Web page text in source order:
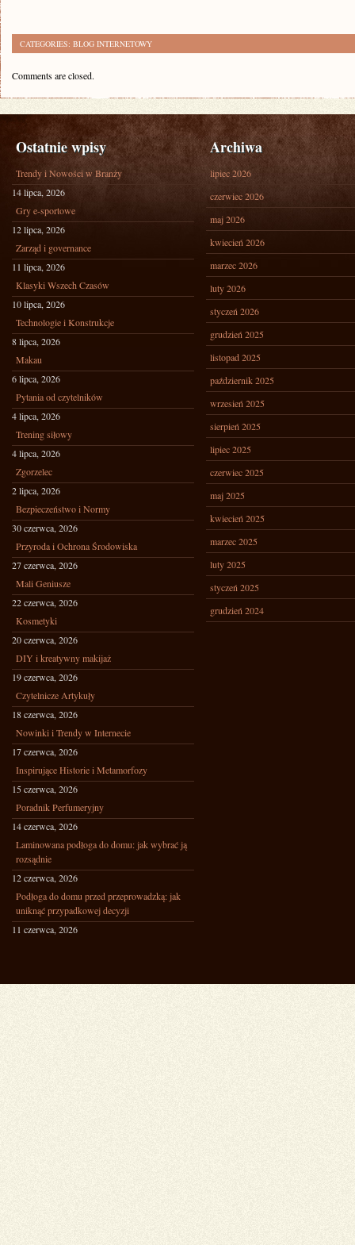
CATEGORIES: BLOG INTERNETOWY
Comments are closed.
Ostatnie wpisy
Trendy i Nowości w Branży
14 lipca, 2026
Gry e-sportowe
12 lipca, 2026
Zarząd i governance
11 lipca, 2026
Klasyki Wszech Czasów
10 lipca, 2026
Technologie i Konstrukcje
8 lipca, 2026
Makau
6 lipca, 2026
Pytania od czytelników
4 lipca, 2026
Trening siłowy
4 lipca, 2026
Zgorzelec
2 lipca, 2026
Bezpieczeństwo i Normy
30 czerwca, 2026
Przyroda i Ochrona Środowiska
27 czerwca, 2026
Mali Geniusze
22 czerwca, 2026
Kosmetyki
20 czerwca, 2026
DIY i kreatywny makijaż
19 czerwca, 2026
Czytelnicze Artykuły
18 czerwca, 2026
Nowinki i Trendy w Internecie
17 czerwca, 2026
Inspirujące Historie i Metamorfozy
15 czerwca, 2026
Poradnik Perfumeryjny
14 czerwca, 2026
Laminowana podłoga do domu: jak wybrać ją
rozsądnie
12 czerwca, 2026
Podłoga do domu przed przeprowadzką: jak
uniknąć przypadkowej decyzji
11 czerwca, 2026
Archiwa
lipiec 2026
czerwiec 2026
maj 2026
kwiecień 2026
marzec 2026
luty 2026
styczeń 2026
grudzień 2025
listopad 2025
październik 2025
wrzesień 2025
sierpień 2025
lipiec 2025
czerwiec 2025
maj 2025
kwiecień 2025
marzec 2025
luty 2025
styczeń 2025
grudzień 2024